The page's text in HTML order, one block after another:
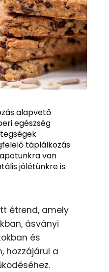
alapvető
egészség
táplálkozás
van
jólétünkre is.
étrend, amely
ásványi
és
hozzájárul a